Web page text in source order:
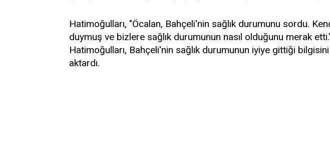
Hatimoğulları, "Öcalan, Bahçeli'nin sağlık durumunu sordu.
duymuş ve bizlere sağlık durumunun nasıl olduğunu merak
Hatimoğulları, Bahçeli'nin sağlık durumunun iyiye gittiği
aktardı.